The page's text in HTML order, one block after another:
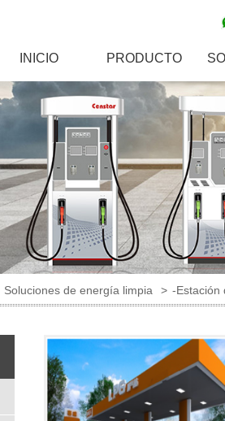
INICIO PRODUCTO
Soluciones de energía limpia > -Estación